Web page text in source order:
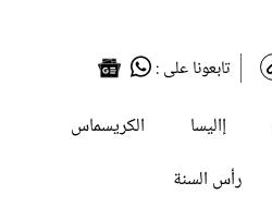
تابعونا على :
إاليسا
الكريسماس
رأس السنة